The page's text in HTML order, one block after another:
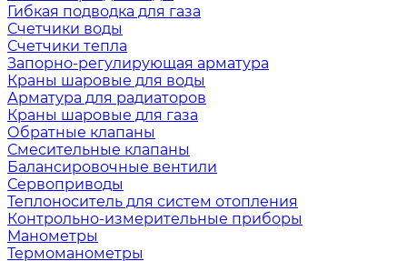
Гибкая подводка для газа
Счетчики воды
Счетчики тепла
Запорно-регулирующая арматура
Краны шаровые для воды
Арматура для радиаторов
Краны шаровые для газа
Обратные клапаны
Смесительные клапаны
Балансировочные вентили
Сервоприводы
Теплоноситель для систем отопления
Контрольно-измерительные приборы
Манометры
Термоманометры